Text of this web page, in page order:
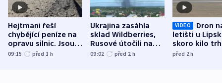
Hejtmani řeší
chybějící peníze na
opravu silnic. Jsou
nenárokové, namítá
09:15 před 1 h
Ukrajina zasáhla
sklad Wildberries,
Rusové útočili na
trh, hasiče či
09:02 před 2 h
VIDEO
Dron
letišti u
skoro kilo
indicie
před 2h